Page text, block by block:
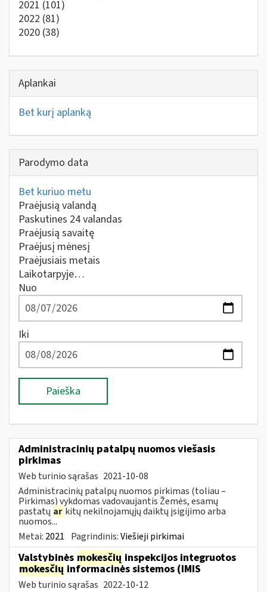
2021 (101)
2022 (81)
2020 (38)
Aplankai
Bet kurį aplanką
Parodymo data
Bet kuriuo metu
Praėjusią valandą
Paskutines 24 valandas
Praėjusią savaitę
Praėjusį mėnesį
Praėjusiais metais
Laikotarpyje…
Nuo
Iki
Paieška
Administracinių patalpų nuomos viešasis
pirkimas
Web turinio sąrašas 2021-10-08
Administracinių patalpų nuomos pirkimas (toliau –
Pirkimas) vykdomas vadovaujantis Žemės, esamų
pastatų ar kitų nekilnojamųjų daiktų įsigijimo arba
nuomos...
Metai: 2021 Pagrindinis:Viešieji pirkimai
Valstybinės mokesčių inspekcijos integruotos
mokesčių informacinės sistemos (IMIS
Web turinio sąrašas 2022-10-12